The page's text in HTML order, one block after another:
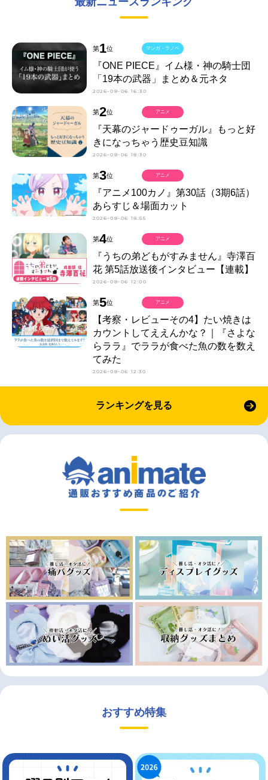
第1位
『ONE PIECE』イム様・神の騎士団
「19本の武器」まとめ＆元ネタ
2026-08-06 16:30
マンガ・ラノベ
第2位
『天幕のジャードゥーガル』もっと好
きになっちゃう歴史豆知識
2026-08-06 18:30
アニメ
第3位
『アニメ100カノ』第30話（3期6話）
あらすじ＆場面カット
2026-08-06 18:55
アニメ
第4位
『うちの弟どもがすみません』寺澤百
花 第5話放送後インタビュー【連載】
2026-08-06 12:00
アニメ
第5位
【考察・レビューその4】たい焼きは
カウントしてええんかな？｜『さよな
らララ』でララが食べた魚の数を数え
てみた
2026-08-06 12:30
アニメ
ランキングを見る
おすすめ特集